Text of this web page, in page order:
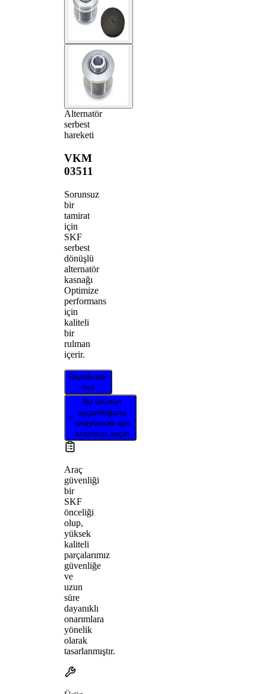
Alternatör
serbest
hareketi
VKM
03511
Sorunsuz
bir
tamirat
için
SKF
serbest
dönüşlü
alternatör
kasnağı
Optimize
performans
için
kaliteli
bir
rulman
içerir.
Distribütör
bul
Bu ürünün
uygunluğunu
onaylamak için
aracınızı seçin
Araç
güvenliği
bir
SKF
önceliği
olup,
yüksek
kaliteli
parçalarımız
güvenliğe
ve
uzun
süre
dayanıklı
onarımlara
yönelik
olarak
tasarlanmıştır.